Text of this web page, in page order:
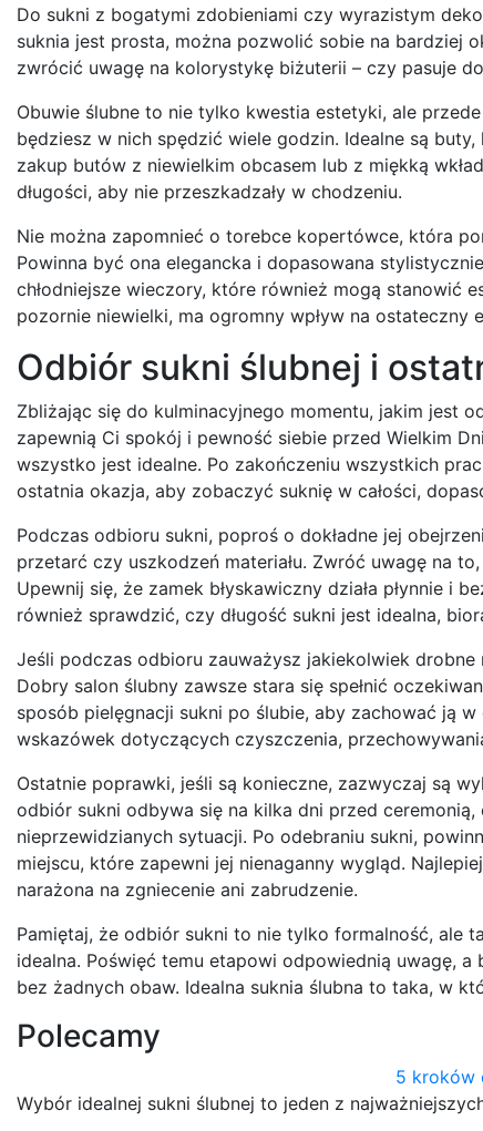
Do sukni z bogatymi zdobieniami czy wyrazistym
suknia jest prosta, można pozwolić sobie na bardziej
zwrócić uwagę na kolorystykę biżuterii – czy pasuje
Obuwie ślubne to nie tylko kwestia estetyki, ale
będziesz w nich spędzić wiele godzin. Idealne są
zakup butów z niewielkim obcasem lub z miękką
długości, aby nie przeszkadzały w chodzeniu.
Nie można zapomnieć o torebce kopertówce, która
Powinna być ona elegancka i dopasowana
chłodniejsze wieczory, które również mogą stanowić
pozornie niewielki, ma ogromny wpływ na
Odbiór sukni ślubnej i
Zbliżając się do kulminacyjnego momentu, jakim jest
zapewnią Ci spokój i pewność siebie przed Wielkim
wszystko jest idealne. Po zakończeniu wszystkich
ostatnia okazja, aby zobaczyć suknię w całości,
Podczas odbioru sukni, poproś o dokładne jej
przetarć czy uszkodzeń materiału. Zwróć uwagę na
Upewnij się, że zamek błyskawiczny działa płynnie i
również sprawdzić, czy długość sukni jest idealna,
Jeśli podczas odbioru zauważysz jakiekolwiek drobne
Dobry salon ślubny zawsze stara się spełnić
sposób pielęgnacji sukni po ślubie, aby zachować ją
wskazówek dotyczących czyszczenia,
Ostatnie poprawki, jeśli są konieczne, zazwyczaj są
odbiór sukni odbywa się na kilka dni przed
nieprzewidzianych sytuacji. Po odebraniu sukni,
miejscu, które zapewni jej nienaganny wygląd.
narażona na zgniecenie ani zabrudzenie.
Pamiętaj, że odbiór sukni to nie tylko formalność, ale
idealna. Poświęć temu etapowi odpowiednią uwagę,
bez żadnych obaw. Idealna suknia ślubna to taka, w
Polecamy
5 kroków
Wybór idealnej sukni ślubnej to jeden z